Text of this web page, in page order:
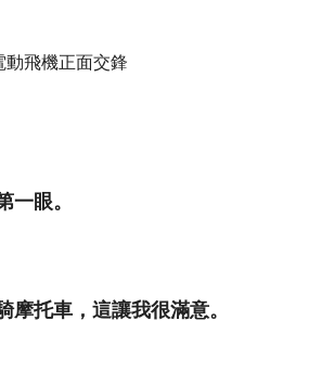
動飛機正面交鋒
眼。
摩托車，這讓我很滿意。